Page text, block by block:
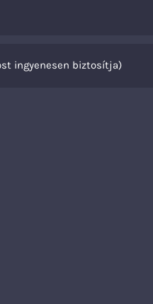
ingyenesen biztosítja)